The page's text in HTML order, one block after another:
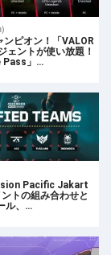
ンピオン！「VALOR
ェントが使い放題！
Pass」…
Pacific Jakart
トの組み合わせと
ル、…